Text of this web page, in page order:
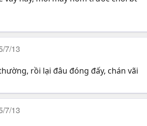
7/13
rồi lại đâu đóng đấy, chán vãi
7/13